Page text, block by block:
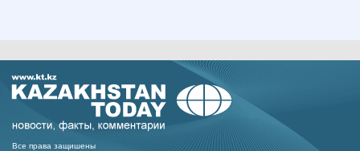
Все права защишены